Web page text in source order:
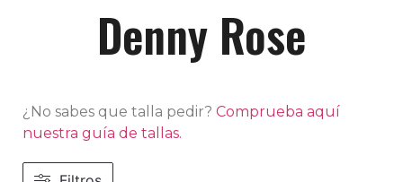
Denny Rose
¿No sabes que talla pedir? Comprueba aquí
nuestra guía de tallas.